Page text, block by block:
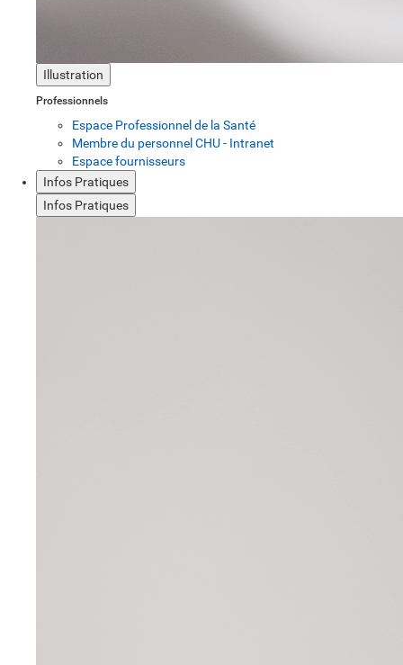
Illustration
Professionnels
Espace Professionnel de la Santé
Membre du personnel CHU - Intranet
Espace fournisseurs
Infos Pratiques
Infos Pratiques